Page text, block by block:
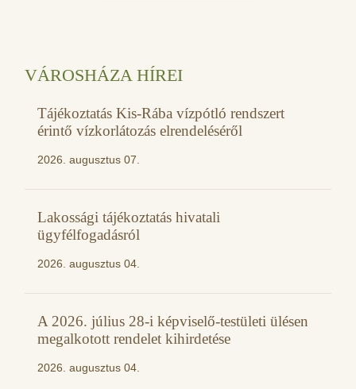
VÁROSHÁZA HÍREI
Tájékoztatás Kis-Rába vízpótló rendszert
érintő vízkorlátozás elrendeléséről
2026. augusztus 07.
Lakossági tájékoztatás hivatali
ügyfélfogadásról
2026. augusztus 04.
A 2026. július 28-i képviselő-testületi ülésen
megalkotott rendelet kihirdetése
2026. augusztus 04.